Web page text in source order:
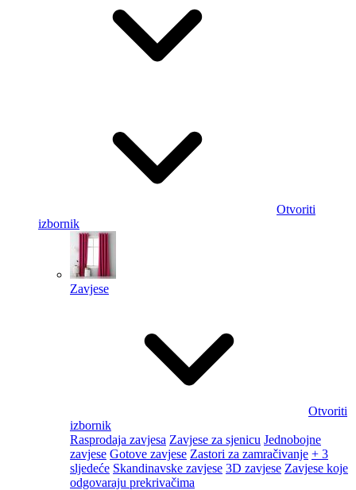
Otvoriti
izbornik
Zavjese
Otvoriti
izbornik
Rasprodaja zavjesa Zavjese za sjenicu Jednobojne
zavjese Gotove zavjese Zastori za zamračivanje + 3
sljedeće Skandinavske zavjese 3D zavjese Zavjese koje
odgovaraju prekrivačima